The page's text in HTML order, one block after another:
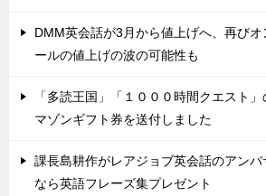
DMM英会話が3月から値上げへ、再び
ールの値上げの波の可能性も
「多読王国」「１０００時間クエスト
マゾンギフト券を送付しました
課長島耕作がレアジョブ英会話のアン
なら英語フレーズ集プレゼント